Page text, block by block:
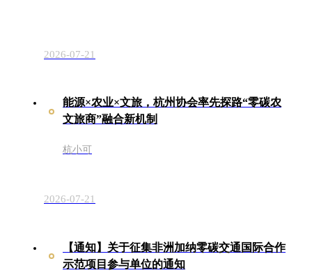
2026-07-21
能源×农业×文旅，杭州协会率先探路“零碳农
文旅商”融合新机制
杭小可
2026-07-21
【通知】关于征集非洲加纳零碳交通国际合作
示范项目参与单位的通知